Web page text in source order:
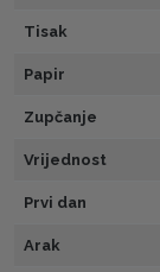
Tisak
Papir
Zupčanje
Vrijednost
Prvi dan
Arak